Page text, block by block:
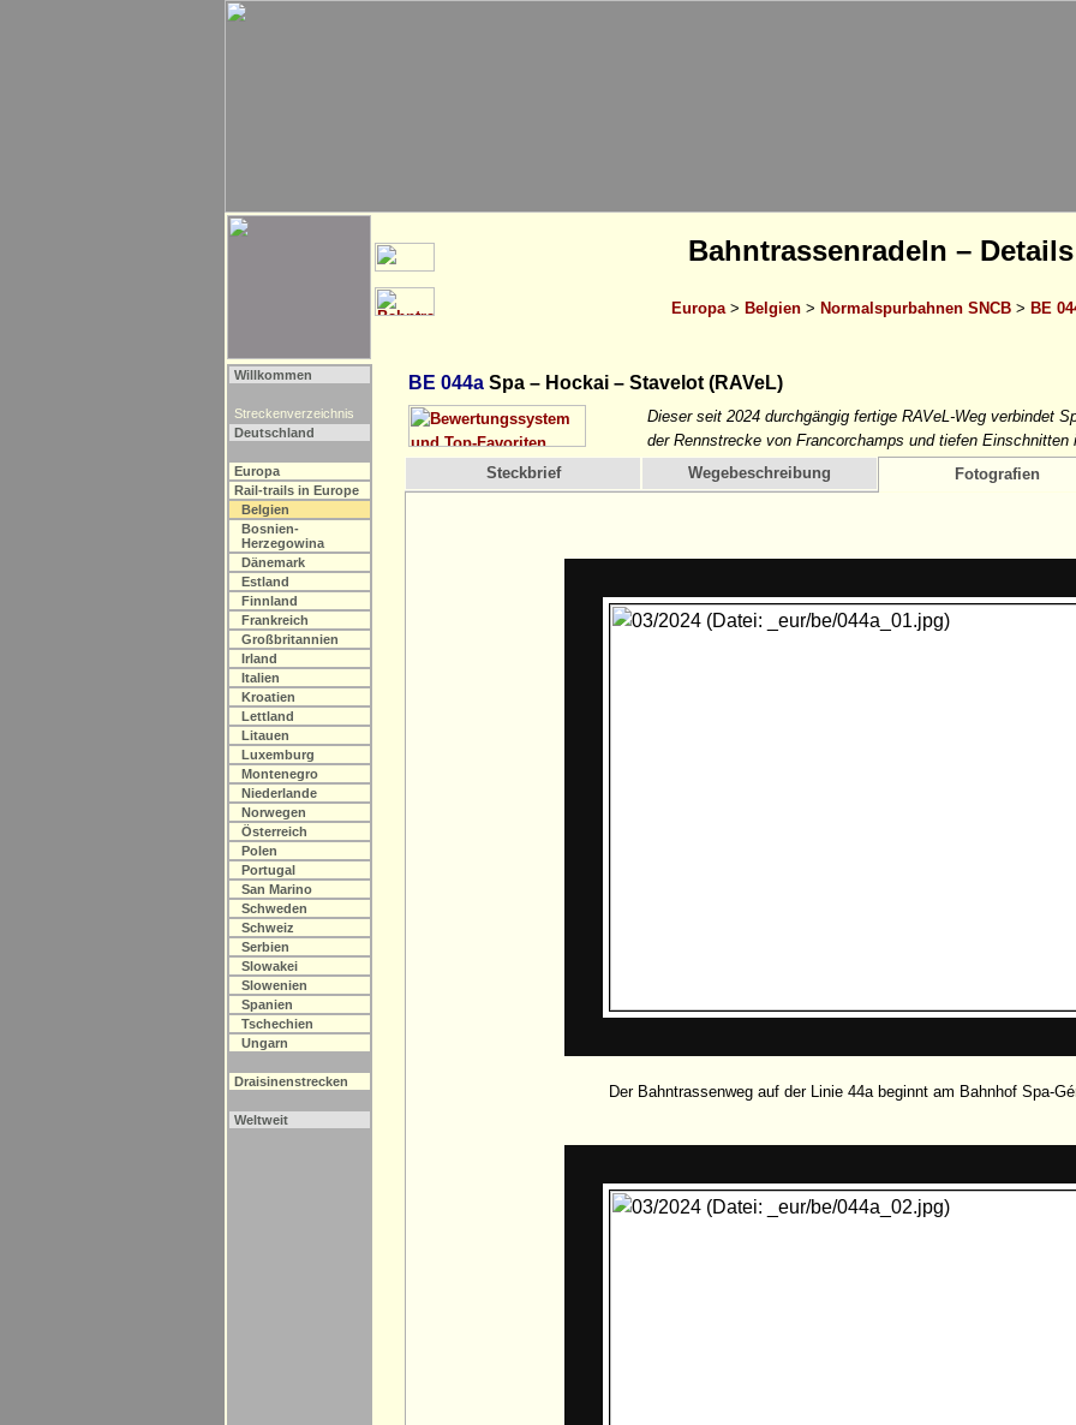
Bahntrassenradeln – Details
Europa> Belgien> Normalspurbahnen SNCB> BE
Willkommen
Streckenverzeichnis
Deutschland
Europa
Rail-trails in Europe
Belgien
Bosnien-
Herzegowina
Dänemark
Estland
Finnland
Frankreich
Großbritannien
Irland
Italien
Kroatien
Lettland
Litauen
Luxemburg
Montenegro
Niederlande
Norwegen
Österreich
Polen
Portugal
San Marino
Schweden
Schweiz
Serbien
Slowakei
Slowenien
Spanien
Tschechien
Ungarn
Draisinenstrecken
Weltweit
BE 044a Spa – Hockai – Stavelot (RAVeL)
Dieser seit 2024 durchgängig fertige RAVeL-Weg verbindet
der Rennstrecke von Francorchamps und tiefen
Steckbrief
Wegebeschreibung Fotografien
Der Bahntrassenweg auf der Linie 44a beginnt am Bahnhof Spa-